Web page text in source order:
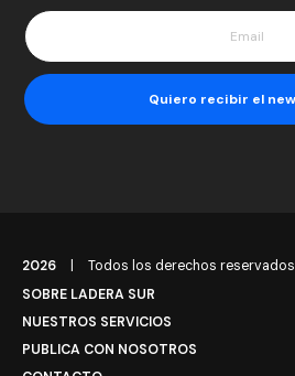
2026
Todos los derechos reservados
SOBRE LADERA SUR
NUESTROS SERVICIOS
PUBLICA CON NOSOTROS